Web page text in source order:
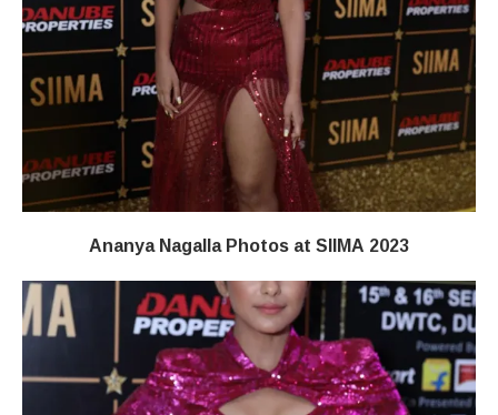
Ananya Nagalla Photos at SIIMA 2023